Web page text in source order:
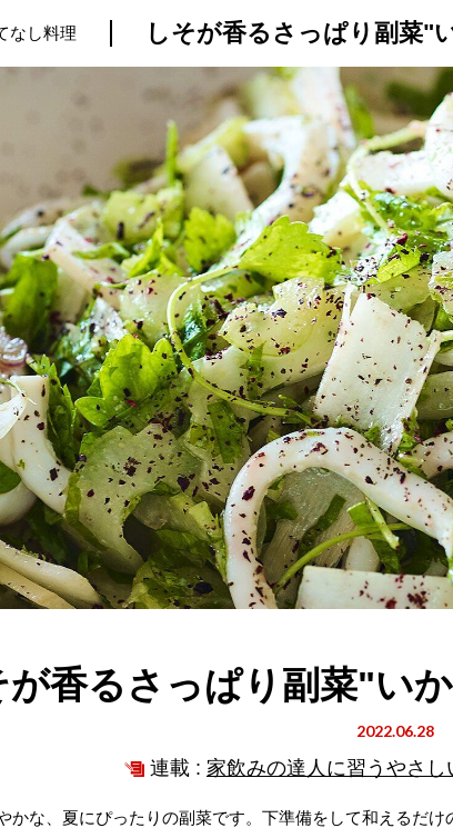
トップ プロが教えるレシピ 厳選
なし料理 しそが香るさっぱり副菜"
が香るさっぱり副菜"い
2022.06.28
連載 : 家飲みの達人に習うやさ
かな、夏にぴったりの副菜です。下準備をして和えるだ